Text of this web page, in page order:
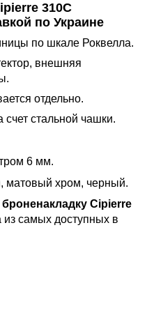
310С
по Украине
по шкале Роквелла.
внешняя
отдельно.
стальной чашки.
6 мм.
матовый хром, черный.
броненакладку Cipierre
из самых доступных в